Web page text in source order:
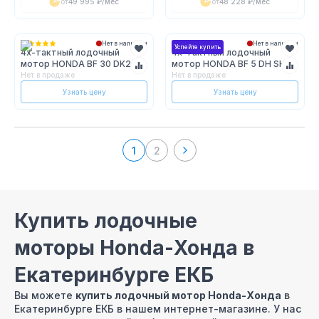
Нет в наличии
4х-тактный лодочный
мотор HONDA BF 30 DK2
SHGU
Нет в продаже
Узнать цену
Успейте купить Нет в наличии
4х-тактный лодочный
мотор HONDA BF 5 DH SHU
Нет в продаже
Узнать цену
1 2
Купить лодочные
моторы Honda-Хонда в
Екатеринбурге ЕКБ
Вы можете купить лодочный мотор Honda-Хонда в
Екатеринбурге ЕКБ в нашем интернет-магазине. У нас